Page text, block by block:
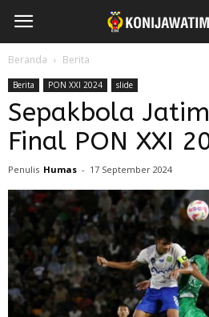
Beranda Berita
Berita PON XXI 2024 slide
Sepakbola
Final PON XXI
Penulis Humas - 17 September 2024